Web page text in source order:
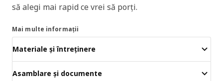
să alegi mai rapid ce vrei să porți.
Mai multe informații
Materiale și întreținere
Asamblare și documente